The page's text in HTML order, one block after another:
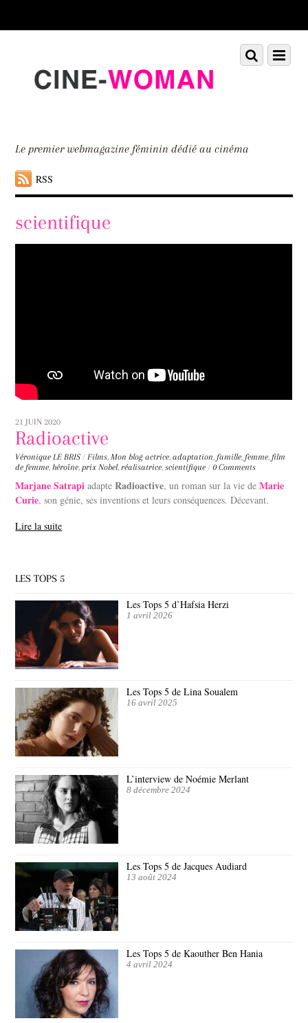
down
Le premier webmagazine féminin dédié au cinéma
RSS
Menu
Scroll
down
scientifique
21 JUIN 2020
Radioactive
Véronique LE BRIS / Films,Mon blog actrice,adaptation, famille, femme, film
de femme,héroïne,prix Nobel,réalisatrice,scientifique / 0 Comments
Marjane Satrapi adapteRadioactive, un roman sur la vie deMarie
Curie, son génie, ses inventions et leurs conséquences. Décevant.
Lire la suite
LES TOPS 5
Les Tops 5 d’Hafsia Herzi
1 avril 2026
Les Tops 5 de Lina Soualem
16 avril 2025
L’interview de Noémie Merlant
8 décembre 2024
Les Tops 5 de Jacques Audiard
13 août 2024
Les Tops 5 de Kaouther Ben Hania
4 avril 2024